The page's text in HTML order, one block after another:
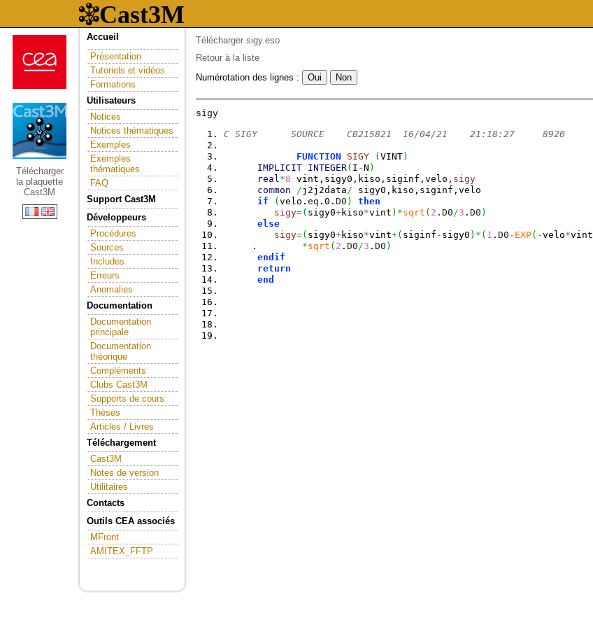
Télécharger
la plaquette
Cast3M
Accueil
Présentation
Tutoriels et vidéos
Formations
Utilisateurs
Notices
Notices thématiques
Exemples
Exemples
thématiques
FAQ
Support Cast3M
Développeurs
Procédures
Sources
Includes
Erreurs
Anomalies
Documentation
Documentation
principale
Documentation
théorique
Compléments
Clubs Cast3M
Supports de cours
Thèses
Articles / Livres
Téléchargement
Cast3M
Notes de version
Utilitaires
Contacts
Outils CEA associés
MFront
AMITEX_FFTP
Télécharger sigy.eso
Retour à la liste
Numérotation des lignes :
C SIGY      SOURCE    CB215821  16/04/21    21:18:27     8920
FUNCTION SIGY (VINT)
IMPLICIT INTEGER( I -N )
real *8 vint,sigy0,kiso,siginf,velo, sigy
common
/j2j2data / sigy0,kiso,siginf,velo
if
(velo. eq .0. D0 )
then
sigy=( sigy0+kiso*vint ) *sqrt ( 2 . D0 /3 . D0 )
else
sigy=( sigy0+kiso*vint+( siginf - sigy0 ) * ( 1 . D0 - EXP( -velo*vint
     .
*sqrt ( 2 . D0 /3 . D0 )
endif
return
end